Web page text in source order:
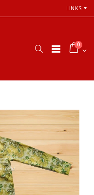
LINKS
0
Cinta Ilahi
Menemukan
Tuhan dalam
Luka, Cinta, dan
Sehari-hari